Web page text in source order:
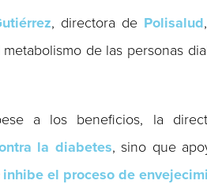
, directora de Polisalud
de las personas
a los beneficios, la
la diabetes, sino que
inhibe el proceso de